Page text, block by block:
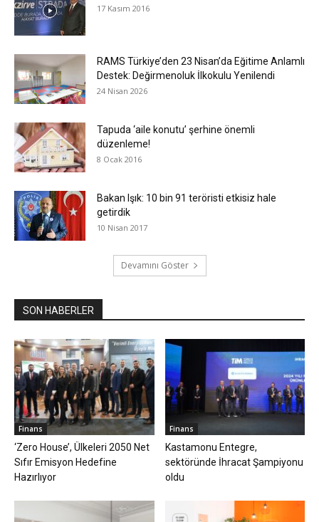
17 Kasım 2016
RAMS Türkiye’den 23 Nisan’da Eğitime Anlamlı
Destek: Değirmenoluk İlkokulu Yenilendi
24 Nisan 2026
Tapuda ‘aile konutu’ şerhine önemli
düzenleme!
8 Ocak 2016
Bakan Işık: 10 bin 91 teröristi etkisiz hale
getirdik
10 Nisan 2017
Devamını Göster
SON HABERLER
Finans
‘Zero House’, Ülkeleri 2050 Net
Sıfır Emisyon Hedefine
Hazırlıyor
Finans
Kastamonu Entegre,
sektöründe İhracat Şampiyonu
oldu